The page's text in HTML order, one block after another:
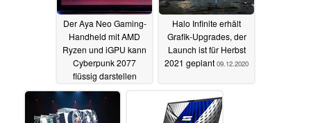
Der Aya Neo Gaming-
Handheld mit AMD
Ryzen und iGPU kann
Cyberpunk 2077
flüssig darstellen
10.12.2020
Halo Infinite erhält
Grafik-Upgrades, der
Launch ist für Herbst
2021 geplant 09.12.2020